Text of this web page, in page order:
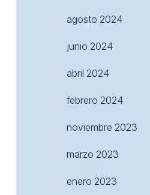
agosto 2024
junio 2024
abril 2024
febrero 2024
noviembre 2023
marzo 2023
enero 2023